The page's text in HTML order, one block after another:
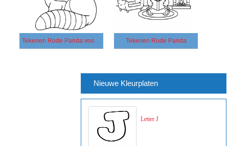
Tekenen Rode Panda voor kinderen Tekenen Rode Panda
Nieuwe Kleurplaten
Letter J